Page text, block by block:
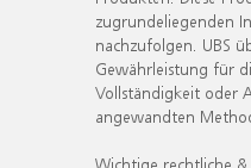
zugrundeliegenden
nachzufolgen. UBS
Gewährleistung für
Vollständigkeit oder
angewandten